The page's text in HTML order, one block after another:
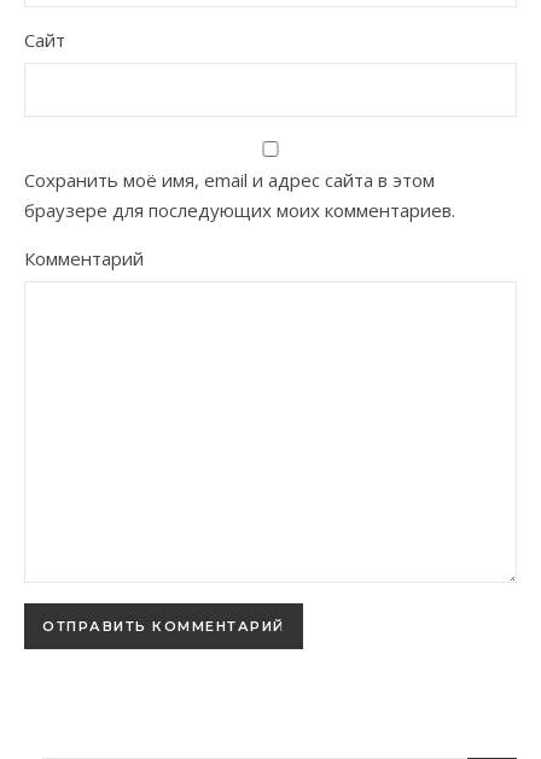
Сайт
Сохранить моё имя, email и адрес сайта в этом
браузере для последующих моих комментариев.
Комментарий